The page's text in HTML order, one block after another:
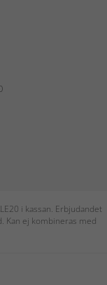
i kassan. Erbjudandet
Kan ej kombineras med